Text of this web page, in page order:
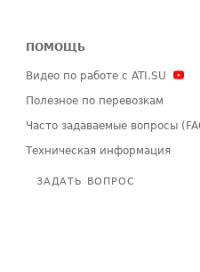
ПОМОЩЬ
Видео по работе с ATI.SU
Полезное по перевозкам
Часто задаваемые вопросы
Техническая информация
ЗАДАТЬ ВОПРОС